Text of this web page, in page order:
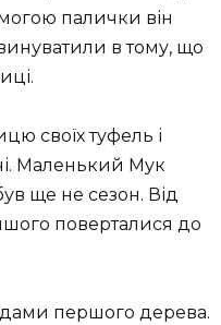
палички він
в тому, що
своїх туфель і
Маленький Мук
ще не сезон. Від
поверталися до
першого дерева.